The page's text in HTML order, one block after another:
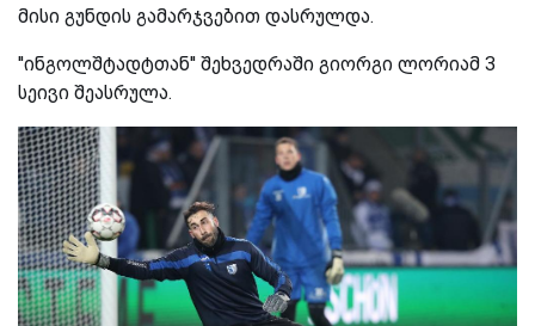
მისი გუნდის გამარჯვებით დასრულდა.
''ინგოლშტადტთან'' შეხვედრაში გიორგი ლორიამ 3
სეივი შეასრულა.